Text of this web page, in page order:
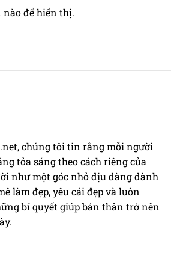
để hiển thị.
chúng tôi tin rằng mỗi người
tỏa sáng theo cách riêng của
như một góc nhỏ dịu dàng dành
làm đẹp, yêu cái đẹp và luôn
bí quyết giúp bản thân trở nên